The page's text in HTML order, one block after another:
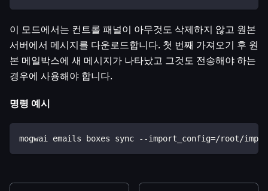
이 모드에서는 컨트롤 패널이 아무것도 삭제하지 않고 원본
서버에서 메시지를 다운로드합니다. 첫 번째 가져오기 후 원
본 메일박스에 새 메시지가 나타났고 그것도 전송해야 하는
경우에 사용해야 합니다.
명령 예시
mogwai emails boxes sync --import_config=/root/